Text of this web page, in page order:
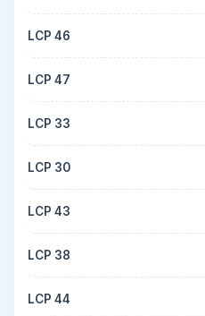
LCP 46
LCP 47
LCP 33
LCP 30
LCP 43
LCP 38
LCP 44